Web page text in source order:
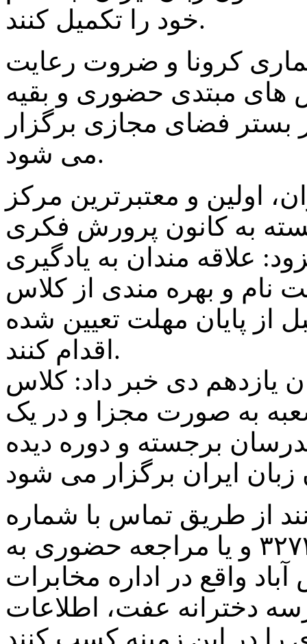
خود را تکمیل کنند.
کرونا و ضروت رعایت
های مبتدی حضوری و بقیه
بستر فضای مجازی برگزار
می شود.
اولین و معتبرترین مرکز
به کانون پرورش فکری
علاقه مندان به یادگیری
نام و بهره مندی از کلاس
از پایان مهلت تعیین شده
اقدام کنند.
یازدهم دی خبر داد: کلاس
به صورت مجزا و در یک
برجسته و دوره دیده
از طریق تماس با شماره
تلفن های۳۲۷۲۰۵۴۱ و۳۲۷۲۱۶۱۱ و یا مراجعه حضوری به
واقع در اداره مخابرات
دخترانه عفت، اطلاعات